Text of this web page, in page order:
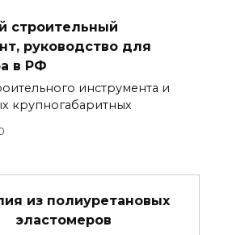
строительный
руководство для
в РФ
инструмента и
крупногабаритных
из полиуретановых
эластомеров